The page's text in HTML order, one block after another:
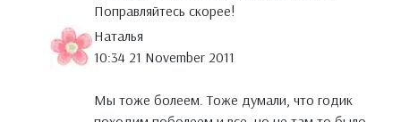
Поправляйтесь скорее!
Наталья
10:34 21 November 2011
Мы тоже болеем. Тоже думали, что годик